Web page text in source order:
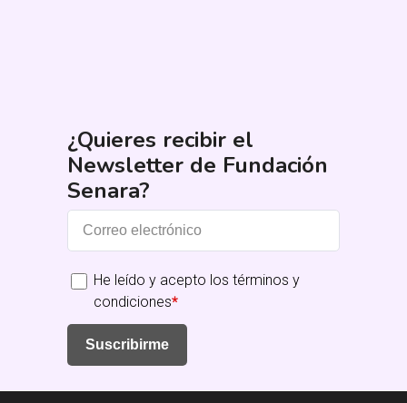
¿Quieres recibir el
Newsletter de Fundación
Senara?
He leído y acepto los términos y
condiciones*
Suscribirme